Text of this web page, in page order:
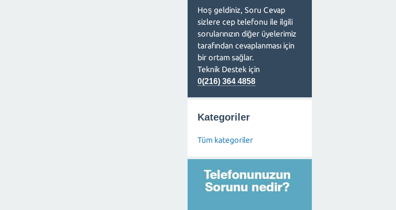
Hoş geldiniz, Soru Cevap
sizlere cep telefonu ile ilgili
sorularınızın diğer üyelerimiz
tarafından cevaplanması için
bir ortam sağlar.
Teknik Destek için
0(216) 364 4858
Kategoriler
Tüm kategoriler